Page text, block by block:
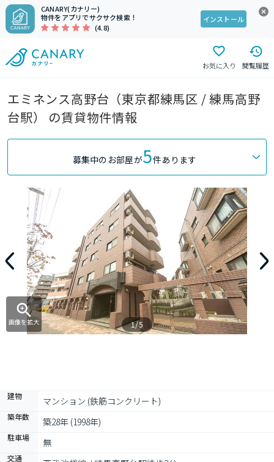
CANARY(カナリー)
物件をアプリでサクサク検索！
(4.8)
インストール
お気に入り 閲覧履歴
エミネンス高野台（東京都練馬区 / 練馬高野
台駅） の賃貸物件情報
募集中のお部屋が5件あります
画像を拡大 1/5
建物 マンション (鉄筋コンクリート)
築年数 築28年 (1998年)
駐車場 無
交通